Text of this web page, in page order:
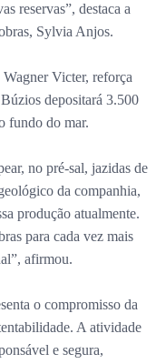
reservas”, destaca a
Sylvia Anjos.
Victer, reforça
depositará 3.500
fundo do mar.
no pré-sal, jazidas de
da companhia,
produção atualmente.
para cada vez mais
afirmou.
o compromisso da
A atividade
e segura,